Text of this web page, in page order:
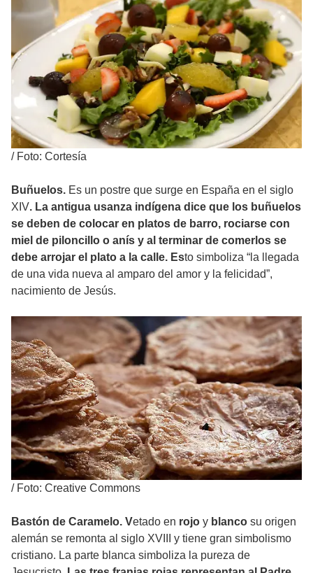
/ Foto: Cortesía
Buñuelos. Es un postre que surge en España en el siglo
XIV. La antigua usanza indígena dice que los buñuelos
se deben de colocar en platos de barro, rociarse con
miel de piloncillo o anís y al terminar de comerlos se
debe arrojar el plato a la calle. Esto simboliza “la llegada
de una vida nueva al amparo del amor y la felicidad”,
nacimiento de Jesús.
/ Foto: Creative Commons
Bastón de Caramelo. Vetado en rojo y blanco su origen
alemán se remonta al siglo XVIII y tiene gran simbolismo
cristiano. La parte blanca simboliza la pureza de